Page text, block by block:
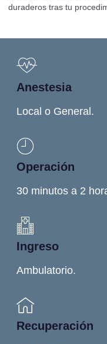
duraderos tras tu
Anestesia
Local o General.
Operación
30 minutos a 2
Ingreso
Ambulatorio.
Recuperación